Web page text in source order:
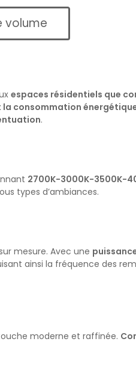
volume
espaces résidentiels que
consommation
.
2700K-3000K-3500K-
types d’ambiances.
mesure. Avec une
ainsi la fréquence des
moderne et raffinée.